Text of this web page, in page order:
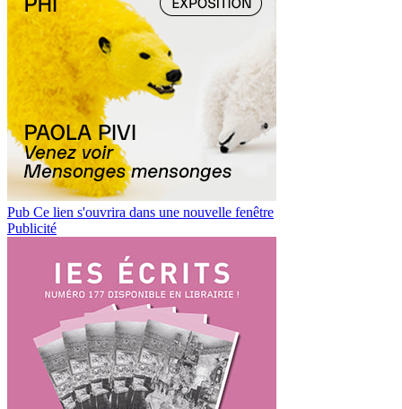
Pub Ce lien s'ouvrira dans une nouvelle fenêtre
Publicité